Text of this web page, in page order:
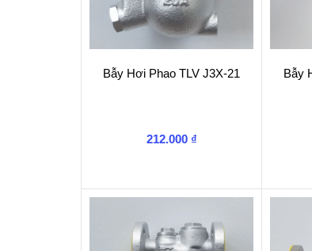
Bẫy Hơi Phao TLV J3X-21
212.000 ₫
Bẫy